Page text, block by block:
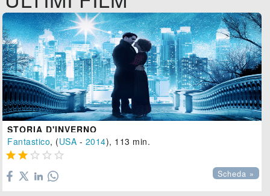
STORIA D'INVERNO
Fantastico, (USA - 2014), 113 min.
    
Scheda »